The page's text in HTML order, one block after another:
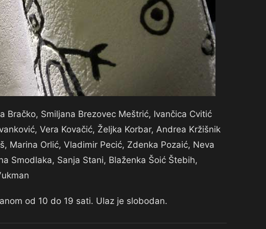
Smiljana Brezovec Meštrić, Ivančica Cvitić
Vera Kovačić, Željka Korbar, Andrea Kržišnik
Marina Orlić, Vladimir Pecić, Zdenka Pozaić, Neva
Smodlaka, Sanja Stani, Blaženka Šoić Štebih,
od 10 do 19 sati. Ulaz je slobodan.